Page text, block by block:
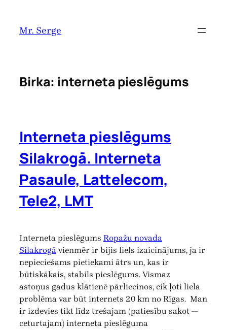
saturu
Mr. Serge
Birka: interneta pieslēgums
Interneta pieslēgums
Silakrogā. Interneta
Pasaule, Lattelecom,
Tele2, LMT
Interneta pieslēgums Ropažu novada
Silakrogā vienmēr ir bijis liels izaicinājums, ja ir
nepieciešams pietiekami ātrs un, kas ir
būtiskākais, stabils pieslēgums. Vismaz
astoņus gadus klātienē pārliecinos, cik ļoti liela
problēma var būt internets 20 km no Rīgas. Man
ir izdevies tikt līdz trešajam (patiesību sakot —
ceturtajam) interneta pieslēguma